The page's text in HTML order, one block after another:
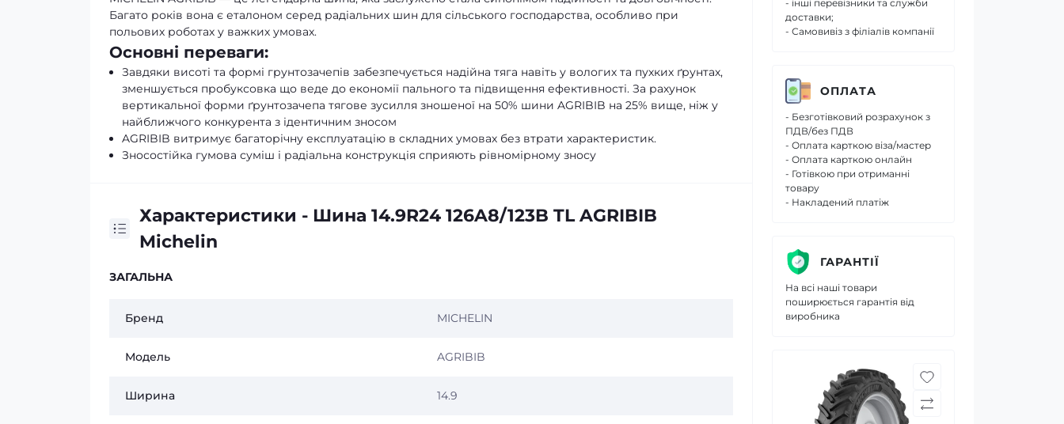
Багато років вона є еталоном серед радіальних шин для сільського господарства, особливо при
польових роботах у важких умовах.
Основні переваги:
Завдяки висоті та формі грунтозачепів забезпечується надійна тяга навіть у вологих та пухких ґрунтах,
зменшується пробуксовка що веде до економії пального та підвищення ефективності. За рахунок
вертикальної форми ґрунтозачепа тягове зусилля зношеної на 50% шини AGRIBIB на 25% вище, ніж у
найближчого конкурента з ідентичним зносом
AGRIBIB витримує багаторічну експлуатацію в складних умовах без втрати характеристик.
Зносостійка гумова суміш і радіальна конструкція сприяють рівномірному зносу
Характеристики - Шина 14.9R24 126A8/123B TL AGRIBIB
Michelin
ЗАГАЛЬНА
Бренд MICHELIN
Модель AGRIBIB
Ширина 14.9
- інші перевізники та служби
доставки;
- Самовивіз з філіалів компанії
ОПЛАТА
- Безготівковий розрахунок з
ПДВ/без ПДВ
- Оплата карткою віза/мастер
- Оплата карткою онлайн
- Готівкою при отриманні
товару
- Накладений платіж
ГАРАНТІЇ
На всі наші товари
поширюється гарантія від
виробника